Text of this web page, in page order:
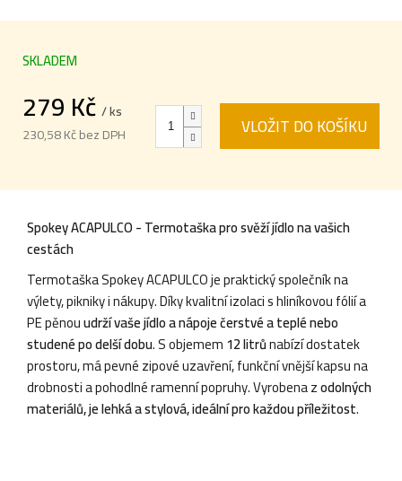
SKLADEM
279 Kč / ks
230,58 Kč bez DPH
VLOŽIT DO KOŠÍKU
Spokey ACAPULCO - Termotaška pro svěží jídlo na vašich
cestách
Termotaška Spokey ACAPULCO je praktický společník na
výlety, pikniky i nákupy. Díky kvalitní izolaci s hliníkovou fólií a
PE pěnouudrží vaše jídlo a nápoje čerstvé a teplé nebo
studené po delší dobu. S objemem12 litrůnabízí dostatek
prostoru, má pevné zipové uzavření, funkční vnější kapsu na
drobnosti a pohodlné ramenní popruhy. Vyrobena zodolných
materiálů, je lehká a stylová, ideální pro každou příležitost.